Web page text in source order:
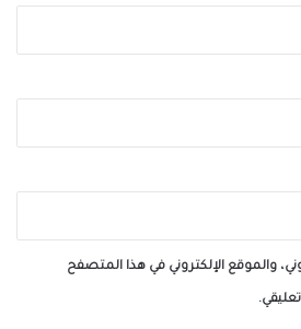
والموقع الإلكتروني في هذا المتصفح